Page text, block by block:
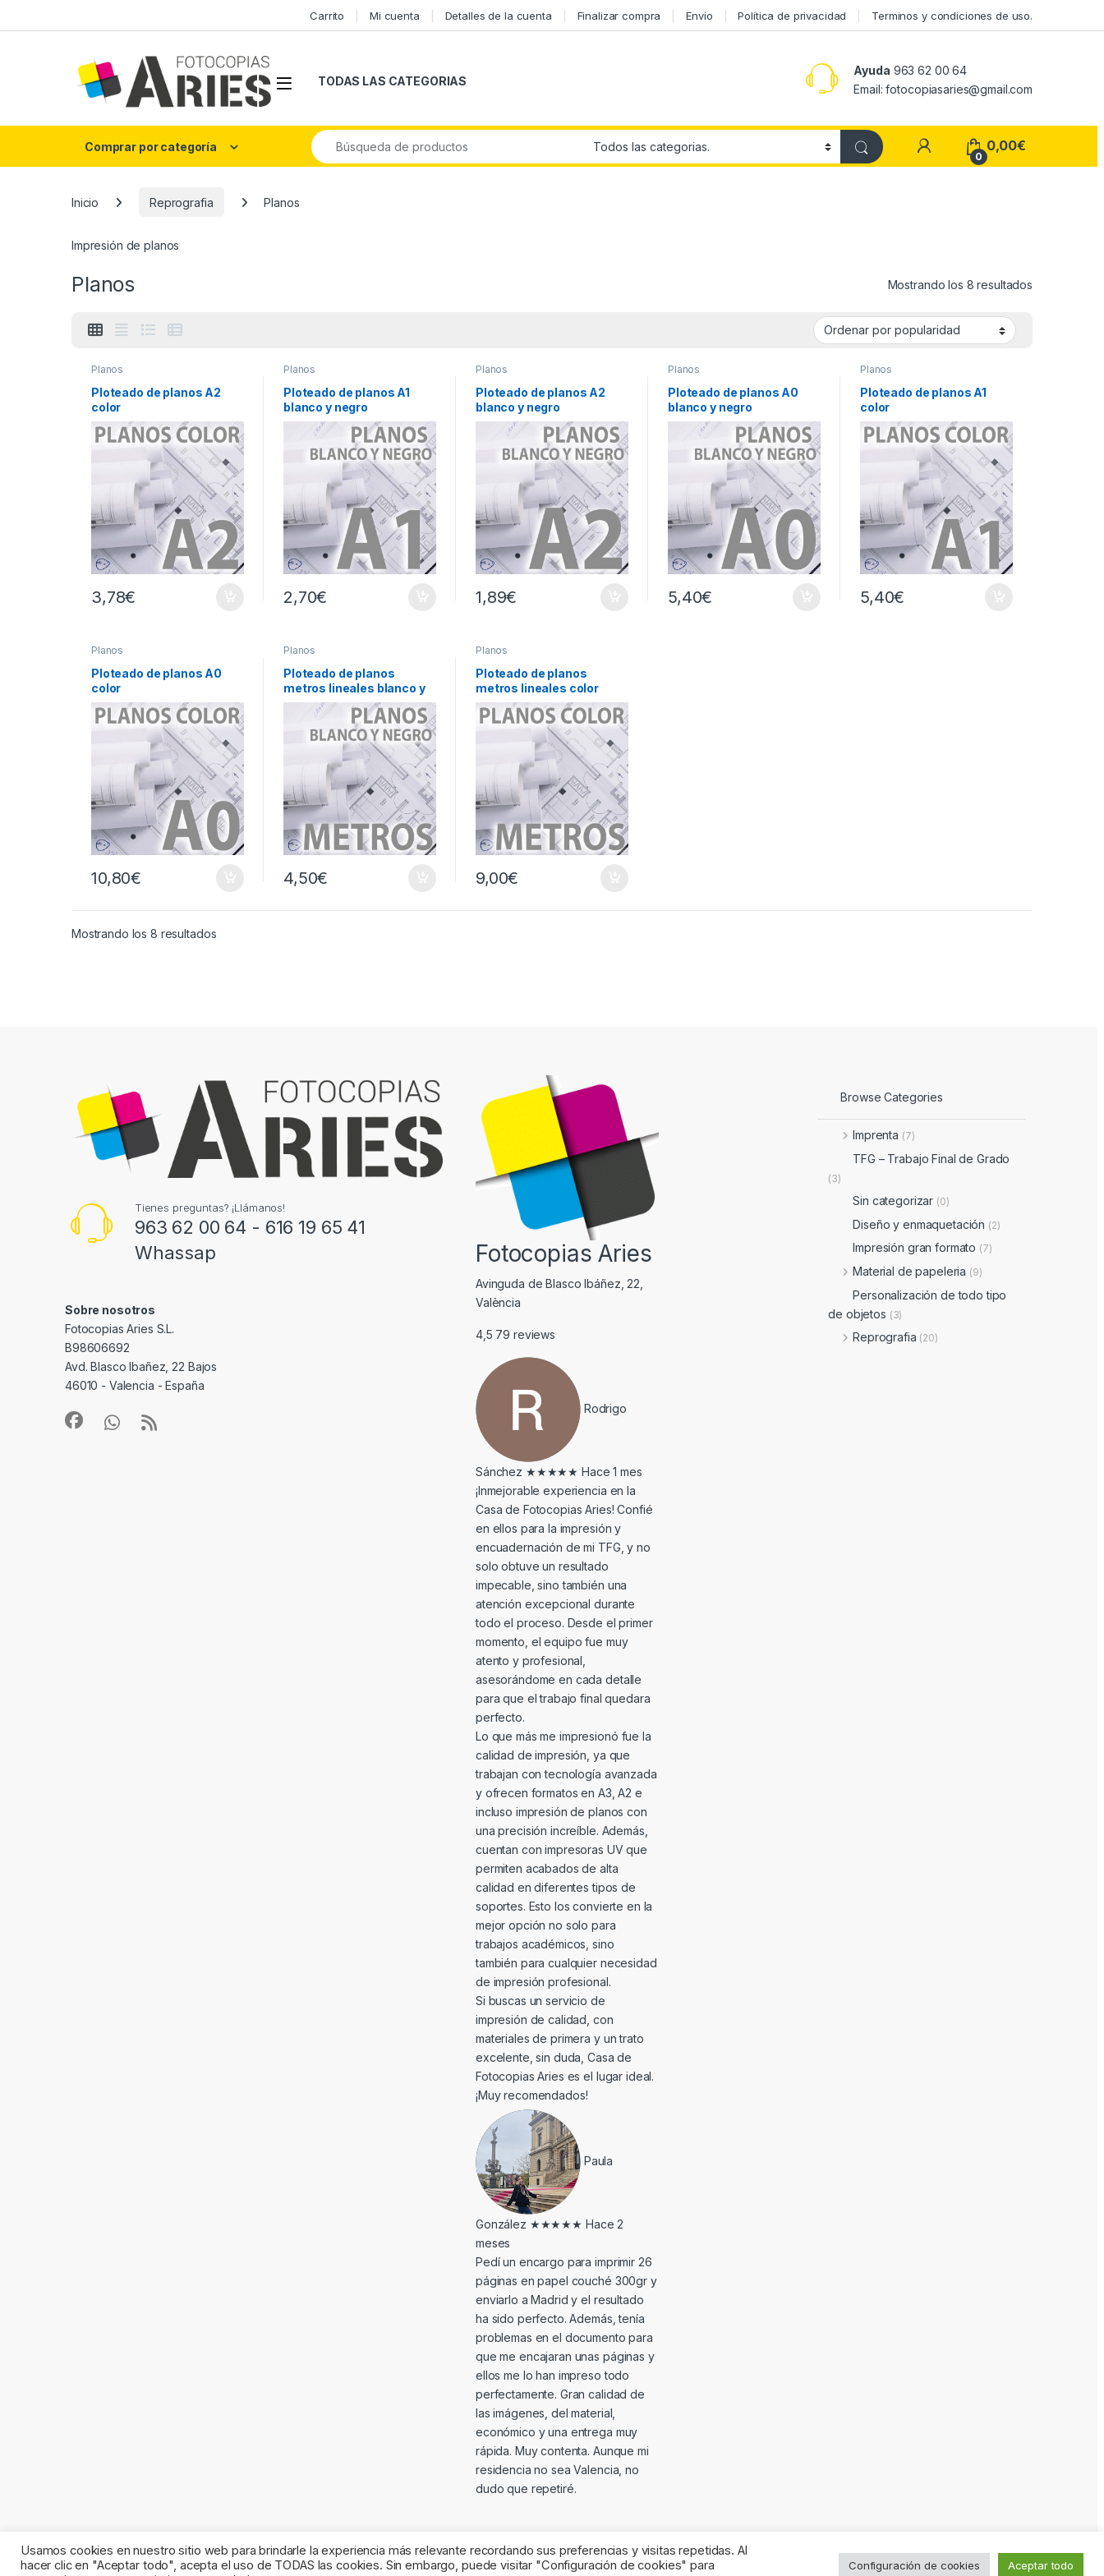
Carrito Mi cuenta Detalles de la cuenta Finalizar compra Envío Política de privacidad Terminos y condiciones de uso.
Open TODAS LAS CATEGORIAS
Ayuda 963 62 00 64
Email: fotocopiasaries@gmail.com
Comprar por categoría
Search for:
My Account
0
0,00€
Inicio Reprografia Planos
Impresión de planos
Planos Mostrando los 8 resultados
Planos
Ploteado de planos A2
color
3,78€
Planos
Ploteado de planos A1
blanco y negro
2,70€
Planos
Ploteado de planos A2
blanco y negro
1,89€
Planos
Ploteado de planos A0
blanco y negro
5,40€
Planos
Ploteado de planos A1
color
5,40€
Planos
Ploteado de planos A0
color
10,80€
Planos
Ploteado de planos
metros lineales blanco y
negro
4,50€
Planos
Ploteado de planos
metros lineales color
9,00€
Mostrando los 8 resultadosOrdenado por popularidad
Tienes preguntas? ¡Llámanos!
963 62 00 64 - 616 19 65 41
Whassap
Sobre nosotros
Fotocopias Aries S.L.
B98606692
Avd. Blasco Ibañez, 22 Bajos
46010 - Valencia - España
Fotocopias Aries
Avinguda de Blasco Ibáñez, 22,
València
4,5 79 reviews
Rodrigo
Sánchez ★★★★★ Hace 1 mes
¡Inmejorable experiencia en la
Casa de Fotocopias Aries! Confié
en ellos para la impresión y
encuadernación de mi TFG, y no
solo obtuve un resultado
impecable, sino también una
atención excepcional durante
todo el proceso. Desde el primer
momento, el equipo fue muy
atento y profesional,
asesorándome en cada detalle
para que el trabajo final quedara
perfecto.
Lo que más me impresionó fue la
calidad de impresión, ya que
trabajan con tecnología avanzada
y ofrecen formatos en A3, A2 e
incluso impresión de planos con
una precisión increíble. Además,
cuentan con impresoras UV que
permiten acabados de alta
calidad en diferentes tipos de
soportes. Esto los convierte en la
mejor opción no solo para
trabajos académicos, sino
también para cualquier necesidad
de impresión profesional.
Si buscas un servicio de
impresión de calidad, con
materiales de primera y un trato
excelente, sin duda, Casa de
Fotocopias Aries es el lugar ideal.
¡Muy recomendados!
Paula
González ★★★★★ Hace 2
meses
Pedí un encargo para imprimir 26
páginas en papel couché 300gr y
enviarlo a Madrid y el resultado
ha sido perfecto. Además, tenía
problemas en el documento para
que me encajaran unas páginas y
ellos me lo han impreso todo
perfectamente. Gran calidad de
las imágenes, del material,
económico y una entrega muy
rápida. Muy contenta. Aunque mi
residencia no sea Valencia, no
dudo que repetiré.
Browse Categories
Imprenta (7)
TFG – Trabajo Final de Grado
(3)
Sin categorizar (0)
Diseño y enmaquetación (2)
Impresión gran formato (7)
Material de papeleria (9)
Personalización de todo tipo
de objetos (3)
Reprografia (20)
Usamos cookies en nuestro sitio web para brindarle la experiencia más relevante recordando sus preferencias y visitas repetidas. Al
hacer clic en "Aceptar todo", acepta el uso de TODAS las cookies. Sin embargo, puede visitar "Configuración de cookies" para
Configuración de cookies Aceptar todo